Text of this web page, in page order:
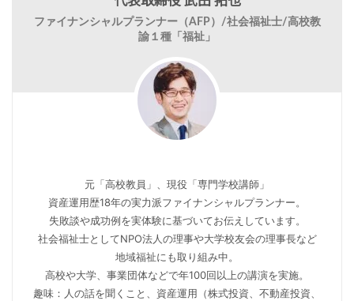
ファイナンシャルプランナー（AFP）/社会福祉士/高校教
諭１種「福祉」
元「高校教員」、現役「専門学校講師」
資産運用歴18年の実力派ファイナンシャルプランナー。
失敗談や成功例を実体験に基づいてお伝えしています。
社会福祉士としてNPO法人の理事や大学校友会の理事長など
地域福祉にも取り組み中。
高校や大学、事業団体などで年100回以上の講演を実施。
趣味：人の話を聞くこと、資産運用（株式投資、不動産投資、